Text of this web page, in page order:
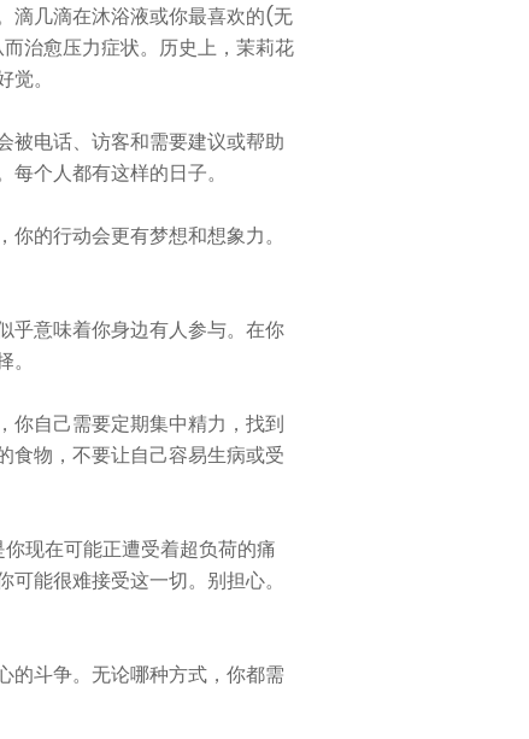
滴几滴在沐浴液或你最喜欢的(无
治愈压力症状。历史上，茉莉花
。
被电话、访客和需要建议或帮助
个人都有这样的日子。
的行动会更有梦想和想象力。
乎意味着你身边有人参与。在你
你自己需要定期集中精力，找到
食物，不要让自己容易生病或受
现在可能正遭受着超负荷的痛
能很难接受这一切。别担心。
的斗争。无论哪种方式，你都需